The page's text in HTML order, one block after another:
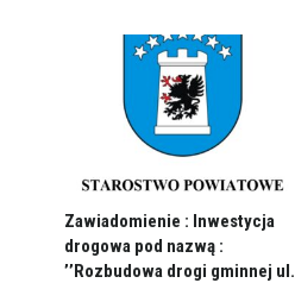
Zawiadomienie : Inwestycja
drogowa pod nazwą :
’’Rozbudowa drogi gminnej ul.